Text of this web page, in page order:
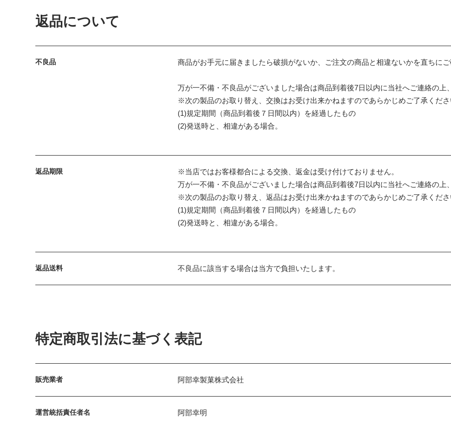
返品について
不良品 商品がお手元に届きましたら破損がないか、ご注文の商品と相違ないかを直ちにご
万が一不備・不良品がございました場合は商品到着後7日以内に当社へご連絡の上
※次の製品のお取り替え、交換はお受け出来かねますのであらかじめご了承くださ
(1)規定期間（商品到着後７日間以内）を経過したもの
(2)発送時と、相違がある場合。
返品期限
※当店ではお客様都合による交換、返金は受け付けておりません。
万が一不備・不良品がございました場合は商品到着後7日以内に当社へご連絡の上
※次の製品のお取り替え、返品はお受け出来かねますのであらかじめご了承くださ
(1)規定期間（商品到着後７日間以内）を経過したもの
(2)発送時と、相違がある場合。
返品送料 不良品に該当する場合は当方で負担いたします。
特定商取引法に基づく表記
販売業者 阿部幸製菓株式会社
運営統括責任者名 阿部幸明